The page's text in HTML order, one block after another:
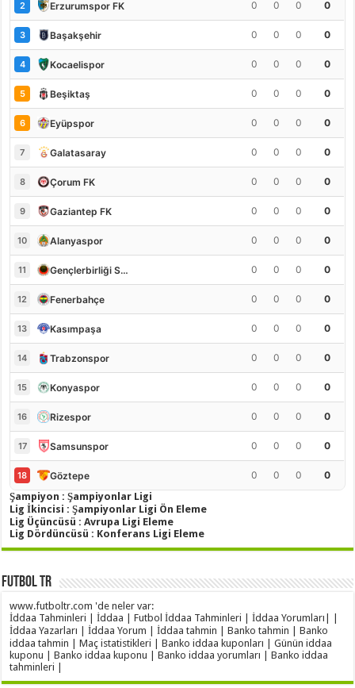
2 Erzurumspor FK 0 0 0 0
3 Başakşehir 0 0 0 0
4 Kocaelispor 0 0 0 0
5 Beşiktaş 0 0 0 0
6 Eyüpspor 0 0 0 0
7 Galatasaray 0 0 0 0
8 Çorum FK 0 0 0 0
9 Gaziantep FK 0 0 0 0
10 Alanyaspor 0 0 0 0
11 Gençlerbirliği S.K. 0 0 0 0
12 Fenerbahçe 0 0 0 0
13 Kasımpaşa 0 0 0 0
14 Trabzonspor 0 0 0 0
15 Konyaspor 0 0 0 0
16 Rizespor 0 0 0 0
17 Samsunspor 0 0 0 0
18 Göztepe 0 0 0
0
Şampiyon : Şampiyonlar Ligi
Lig İkincisi : Şampiyonlar Ligi Ön Eleme
Lig Üçüncüsü : Avrupa Ligi Eleme
Lig Dördüncüsü : Konferans Ligi Eleme
Futbol TR
www.futboltr.com 'de neler var:
İddaa Tahminleri | İddaa | Futbol İddaa Tahminleri | İddaa Yorumları| |
İddaa Yazarları | İddaa Yorum | İddaa tahmin | Banko tahmin | Banko
iddaa tahmin | Maç istatistikleri | Banko iddaa kuponları | Günün iddaa
kuponu | Banko iddaa kuponu | Banko iddaa yorumları | Banko iddaa
tahminleri |